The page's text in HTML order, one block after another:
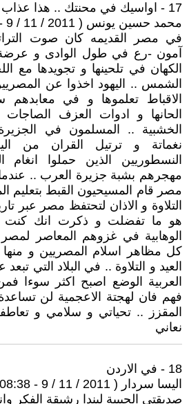
17 - اواسيك في محنتك .. هذا عذاب
محمد حسين يونس ( 2011 / 11 / 9 - 07:05 )
في مصر القديمه كان صوت
آمون -رع في طول الوادى و
الكهان في تلحينها و تجويدها مع
الشمس .. اليهود اخذوا عن
الاقباط تعلموها و في معابدهم
الحانها و ادوات العزف
الخشبية .. المسلمون في
نغماتة و ترتيل القران من
النسطوريين الذين حملوا
مهجرهم بشبة جزيرة العرب ..
مصر قام المسيحيون القبط بتعليم
التلاوة و الاذان لتحتفظ مصر عبر
هو ما تفضلت و ذكرت انك كنت
الوهابية في غزوهم المعاصر
كل مظاهر اسلام المصريين و منها
العيد و التلاوة .. في البلاد التي
العربية الوضع اصبح اكثر سوءا
فهم فان لهجتة الاعجمية لن
المقزز .. تحياتي و سلامي و
نعاني
18 - في الاردن
اليسا سردار ( 2011 / 11 / 9 - 08:38 )
صديقتي الحبيبة ليندا رشيقة الفكر